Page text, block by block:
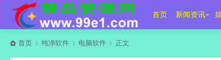
首页 新闻资讯
首页 纯净软件 电脑软件 正文